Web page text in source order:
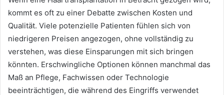
kommt es oft zu einer Debatte zwischen Kosten und
Qualität. Viele potenzielle Patienten fühlen sich von
niedrigeren Preisen angezogen, ohne vollständig zu
verstehen, was diese Einsparungen mit sich bringen
könnten. Erschwingliche Optionen können manchmal das
Maß an Pflege, Fachwissen oder Technologie
beeinträchtigen, die während des Eingriffs verwendet